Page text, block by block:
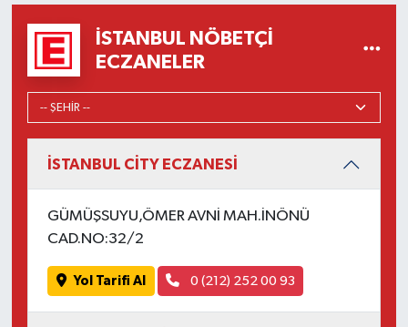
İSTANBUL NÖBETÇI
ECZANELER
İSTANBUL CİTY ECZANESİ
GÜMÜŞSUYU,ÖMER AVNİ MAH.İNÖNÜ
CAD.NO:32/2
Yol Tarifi Al 0 (212) 252 00 93